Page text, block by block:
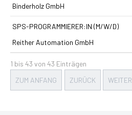
Binderholz GmbH
SPS-PROGRAMMIERER:IN (M/W/D)
Reither Automation GmbH
1 bis 43 von 43 Einträgen
ZUM ANFANG
ZURÜCK WEITER